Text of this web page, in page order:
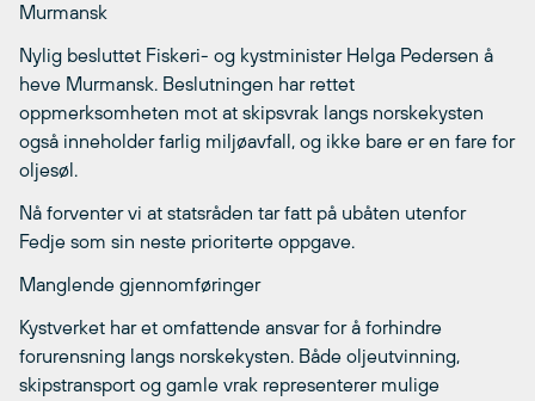
Murmansk
Nylig besluttet Fiskeri- og kystminister Helga Pedersen å
heve Murmansk. Beslutningen har rettet
oppmerksomheten mot at skipsvrak langs norskekysten
også inneholder farlig miljøavfall, og ikke bare er en fare for
oljesøl.
Nå forventer vi at statsråden tar fatt på ubåten utenfor
Fedje som sin neste prioriterte oppgave.
Manglende gjennomføringer
Kystverket har et omfattende ansvar for å forhindre
forurensning langs norskekysten. Både oljeutvinning,
skipstransport og gamle vrak representerer mulige